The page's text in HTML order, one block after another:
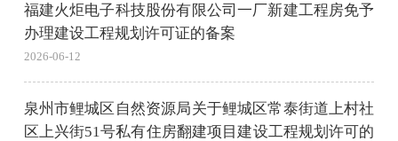
福建火炬电子科技股份有限公司一厂新建工程房免予
办理建设工程规划许可证的备案
2026-06-12
泉州市鲤城区自然资源局关于鲤城区常泰街道上村社
区上兴街51号私有住房翻建项目建设工程规划许可的